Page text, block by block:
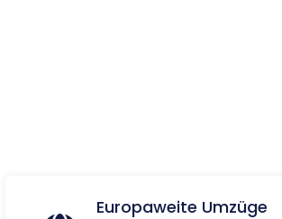
Europaweite Umzüge